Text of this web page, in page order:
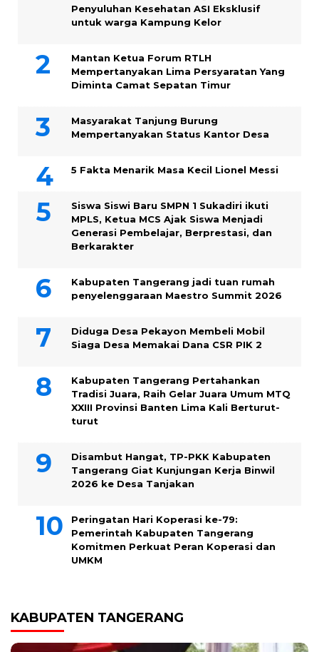
Penyuluhan Kesehatan ASI Eksklusif
untuk warga Kampung ‎Kelor
Mantan Ketua Forum RTLH
Mempertanyakan Lima Persyaratan Yang
Diminta Camat Sepatan Timur
Masyarakat Tanjung Burung
Mempertanyakan Status Kantor Desa
5 Fakta Menarik Masa Kecil Lionel Messi
Siswa Siswi Baru SMPN 1 Sukadiri ikuti
MPLS, Ketua MCS Ajak Siswa Menjadi
Generasi Pembelajar, Berprestasi, dan
Berkarakter
Kabupaten Tangerang jadi tuan rumah
penyelenggaraan Maestro Summit 2026
Diduga Desa Pekayon Membeli Mobil
Siaga Desa Memakai Dana CSR PIK 2
Kabupaten Tangerang Pertahankan
Tradisi Juara, Raih Gelar Juara Umum MTQ
XXIII Provinsi Banten Lima Kali Berturut-
turut
Disambut Hangat, TP-PKK Kabupaten
Tangerang Giat Kunjungan Kerja Binwil
2026 ke Desa Tanjakan
Peringatan Hari Koperasi ke-79:
Pemerintah Kabupaten Tangerang
Komitmen Perkuat Peran Koperasi dan
UMKM
KABUPATEN TANGERANG